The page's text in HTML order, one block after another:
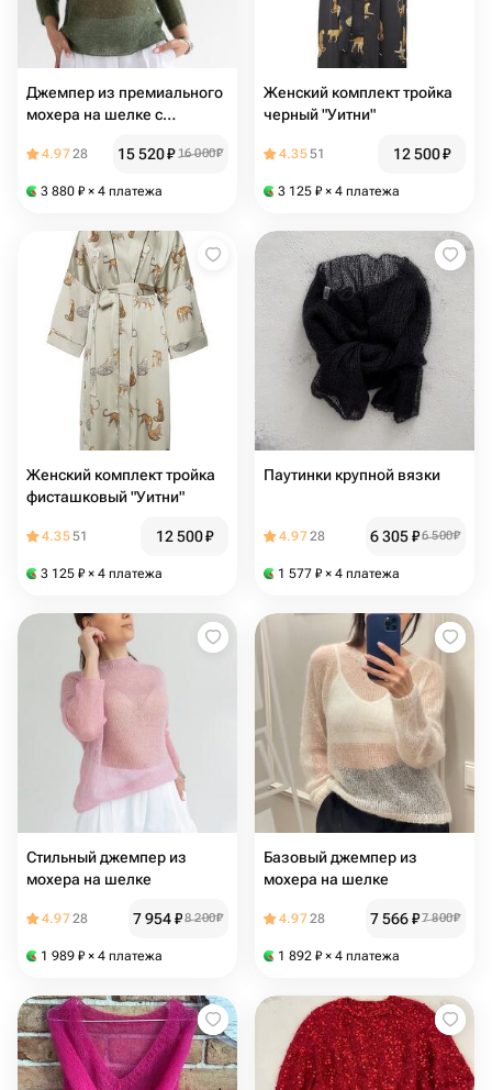
Джемпер из премиального
мохера на шелке с
4.9728 15 520₽ 16 000₽
3 880 ₽ × 4 платежа
Женский комплект тройка
черный "Уитни"
4.3551 12 500₽
3 125 ₽ × 4 платежа
Женский комплект тройка
фисташковый "Уитни"
4.3551 12 500₽
3 125 ₽ × 4 платежа
Паутинки крупной вязки
4.9728 6 305₽6 500₽
1 577 ₽ × 4 платежа
Стильный джемпер из
мохера на шелке
4.9728 7 954₽8 200₽
1 989 ₽ × 4 платежа
Базовый джемпер из
мохера на шелке
4.9728 7 566₽7 800₽
1 892 ₽ × 4 платежа